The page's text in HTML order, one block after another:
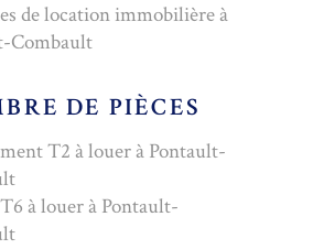
de location immobilière à
Combault
DE PIÈCES
T2 à louer à Pontault-
à louer à Pontault-